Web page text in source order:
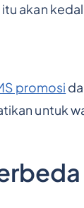
akan
promosi
untuk